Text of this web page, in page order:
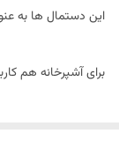
این دستمال ها به
برای آشپرخانه هم